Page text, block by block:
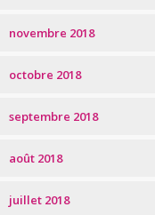
novembre 2018
octobre 2018
septembre 2018
août 2018
juillet 2018